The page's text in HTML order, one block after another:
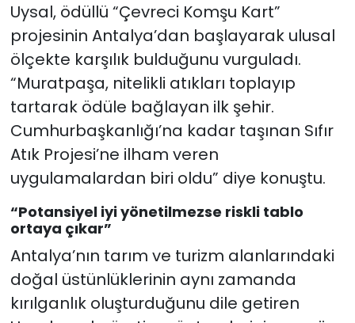
Uysal, ödüllü “Çevreci Komşu Kart”
projesinin Antalya’dan başlayarak ulusal
ölçekte karşılık bulduğunu vurguladı.
“Muratpaşa, nitelikli atıkları toplayıp
tartarak ödüle bağlayan ilk şehir.
Cumhurbaşkanlığı’na kadar taşınan Sıfır
Atık Projesi’ne ilham veren
uygulamalardan biri oldu” diye konuştu.
“Potansiyel iyi yönetilmezse riskli tablo
ortaya çıkar”
Antalya’nın tarım ve turizm alanlarındaki
doğal üstünlüklerinin aynı zamanda
kırılganlık oluşturduğunu dile getiren